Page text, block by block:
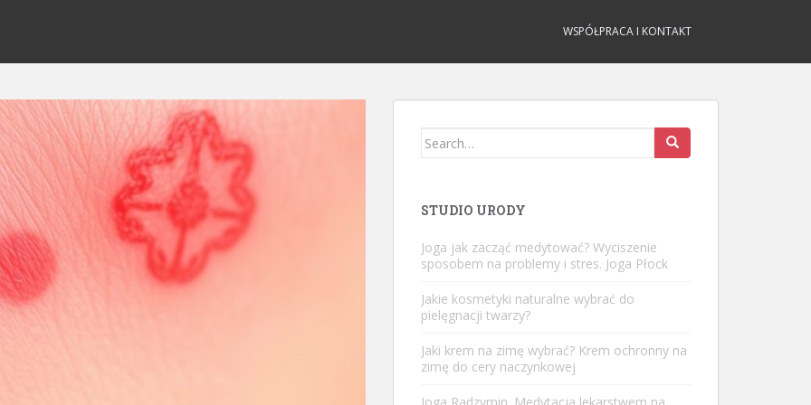
WSPÓŁPRACA I KONTAKT
Search
STUDIO URODY
Joga jak zacząć medytować? Wyciszenie
sposobem na problemy i stres. Joga Płock
Jakie kosmetyki naturalne wybrać do
pielęgnacji twarzy?
Jaki krem na zimę wybrać? Krem ochronny na
zimę do cery naczynkowej